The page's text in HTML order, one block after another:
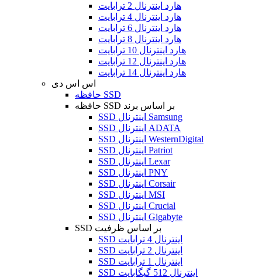
هارد اینترنال 2 ترابایت
هارد اینترنال 4 ترابایت
هارد اینترنال 6 ترابایت
هارد اینترنال 8 ترابایت
هارد اینترنال 10 ترابایت
هارد اینترنال 12 ترابایت
هارد اینترنال 14 ترابایت
اس اس دی
حافظه SSD
حافظه SSD بر اساس برند
SSD اینترنال Samsung
SSD اینترنال ADATA
SSD اینترنال WesternDigital
SSD اینترنال Patriot
SSD اینترنال Lexar
SSD اینترنال PNY
SSD اینترنال Corsair
SSD اینترنال MSI
SSD اینترنال Crucial
SSD اینترنال Gigabyte
SSD بر اساس ظرفیت
SSD اینترنال 4 ترابایت
SSD اینترنال 2 ترابایت
SSD اینترنال 1 ترابایت
SSD اینترنال 512 گیگابایت